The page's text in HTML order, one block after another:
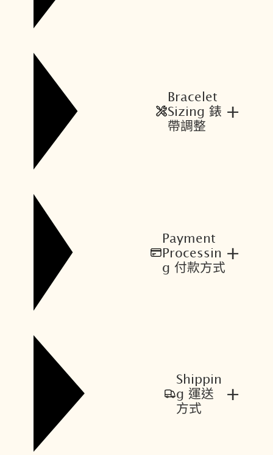
Bracelet
Sizing 錶
帶調整
+
Payment
Processin
g 付款方式
+
Shippin
g 運送
方式
+